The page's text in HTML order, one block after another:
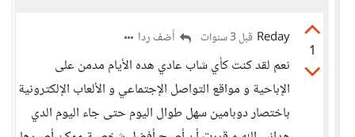
1
Reday قبل 3 سنوات أضف ردا
نعم لقد كنت كأي شاب عادي هده الأيام مدمن على
الإباحية و مواقع التواصل الإجتماعي و الألعاب الإلكترونية
باختصار دوبامين سهل طوال اليوم حتى جاء اليوم الدي